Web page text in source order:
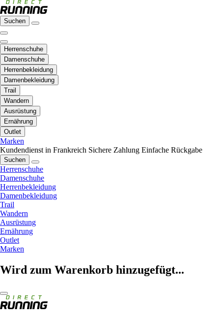
Suchen
Herrenschuhe
Damenschuhe
Herrenbekleidung
Damenbekleidung
Trail
Wandern
Ausrüstung
Ernährung
Outlet
Marken
Kundendienst in Frankreich Sichere Zahlung Einfache Rückgabe
Suchen
Herrenschuhe
Damenschuhe
Herrenbekleidung
Damenbekleidung
Trail
Wandern
Ausrüstung
Ernährung
Outlet
Marken
Wird zum Warenkorb hinzugefügt...